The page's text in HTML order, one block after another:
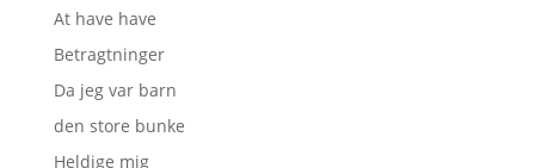
At have have
Betragtninger
Da jeg var barn
den store bunke
Heldige mig